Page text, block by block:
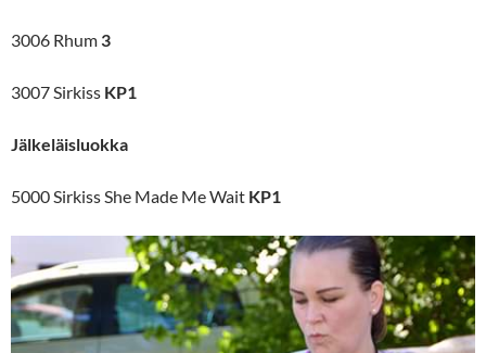
3006 Rhum 3
3007 Sirkiss KP1
Jälkeläisluokka
5000 Sirkiss She Made Me Wait KP1